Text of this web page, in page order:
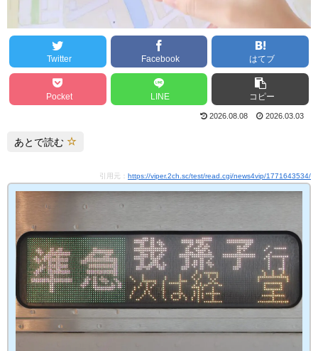
Twitter Facebook はてブ
Pocket LINE コピー
2026.08.08 2026.03.03
あとで読む
引用元： https://viper.2ch.sc/test/read.cgi/news4vip/1771643534/